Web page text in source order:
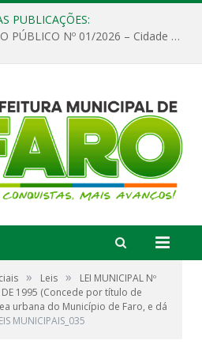
PUBLICAÇÕES:
EDITAL DE CHAMAMENTO PÚBLICO Nº 01/2026 – Cidade de Faro
» Leis »
LEI MUNICIPAL Nº
DE 1995 (Concede por título de
urbana do Município de Faro, e dá
MUNICIPAIS_035